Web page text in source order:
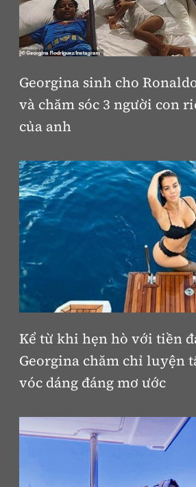
Georgina sinh cho
và chăm sóc 3 người con
của anh
Kể từ khi hẹn hò với tiền
Georgina chăm chỉ luyện
vóc dáng đáng mơ ước